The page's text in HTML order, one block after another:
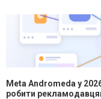
Meta Andromeda у
робити